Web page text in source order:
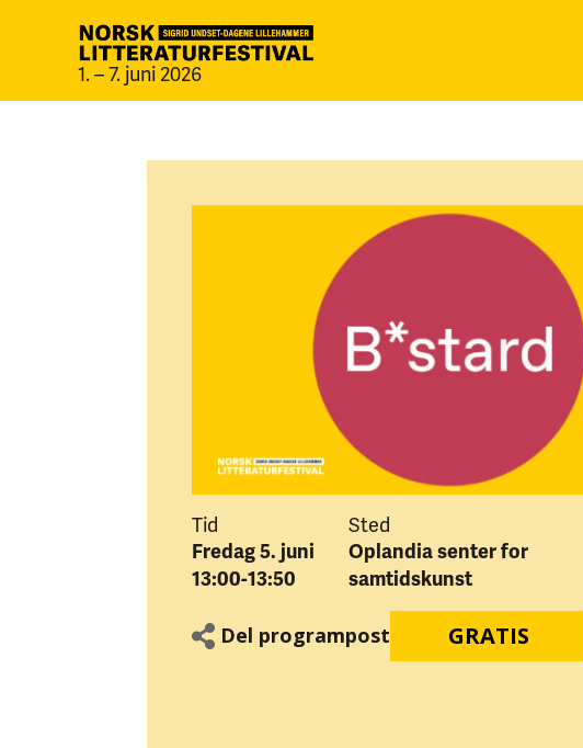
1. – 7. juni 2026
Tid
Fredag 5. juni
13:00-13:50
Sted
Oplandia senter for
samtidskunst
Del programpost GRATIS